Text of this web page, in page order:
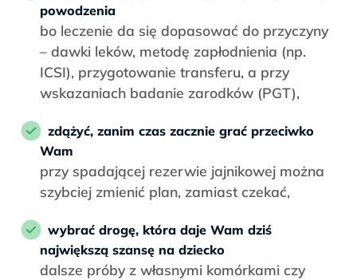
powodzenia
bo leczenie da się dopasować do przyczyny
– dawki leków, metodę zapłodnienia (np.
ICSI), przygotowanie transferu, a przy
wskazaniach badanie zarodków (PGT),
zdążyć, zanim czas zacznie grać przeciwko
Wam
przy spadającej rezerwie jajnikowej można
szybciej zmienić plan, zamiast czekać,
wybrać drogę, która daje Wam dziś
największą szansę na dziecko
dalsze próby z własnymi komórkami czy